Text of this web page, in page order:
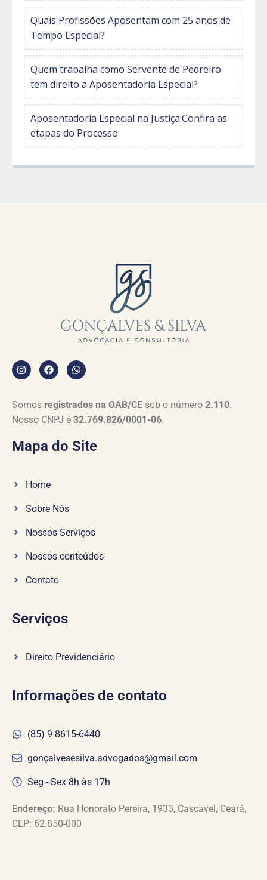
Quais Profissões Aposentam com 25 anos de
Tempo Especial?
Quem trabalha como Servente de Pedreiro
tem direito a Aposentadoria Especial?
Aposentadoria Especial na Justiça:Confira as
etapas do Processo
Somos registrados na OAB/CE sob o número 2.110.
Nosso CNPJ é 32.769.826/0001-06.
Mapa do Site
Home
Sobre Nós
Nossos Serviços
Nossos conteúdos
Contato
Serviços
Direito Previdenciário
Informações de contato
(85) 9 8615-6440
gonçalvesesilva.advogados@gmail.com
Seg - Sex 8h às 17h
Endereço: Rua Honorato Pereira, 1933, Cascavel, Ceará,
CEP: 62.850-000